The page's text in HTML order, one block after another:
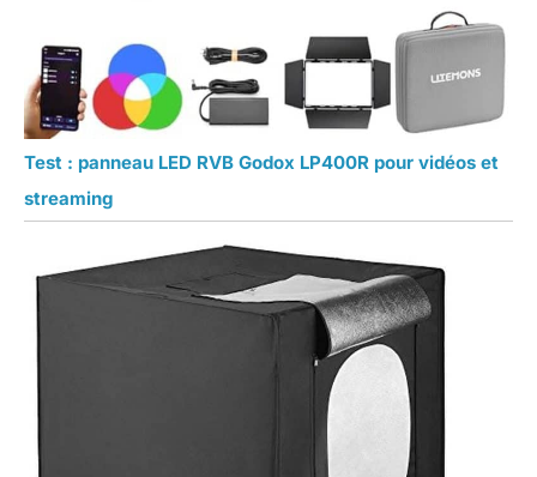
Test : panneau LED RVB Godox LP400R pour vidéos et
streaming